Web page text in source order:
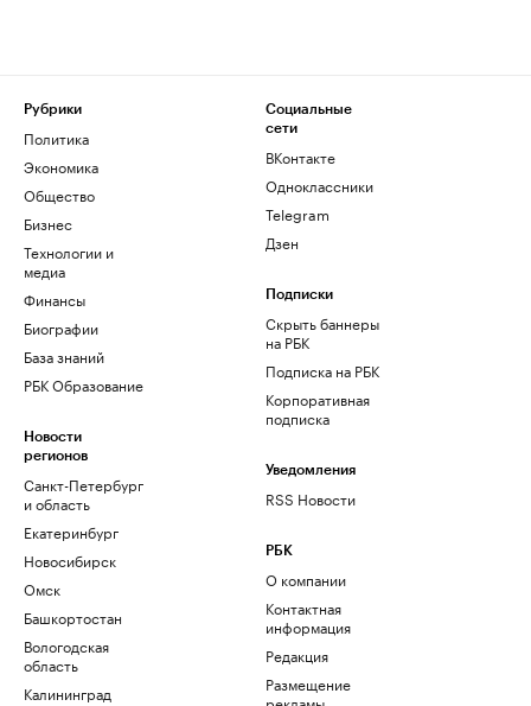
Рубрики
Политика
Экономика
Общество
Бизнес
Технологии и
медиа
Финансы
Биографии
База знаний
РБК Образование
Новости
регионов
Санкт-Петербург
и область
Екатеринбург
Новосибирск
Омск
Башкортостан
Вологодская
область
Калининград
Социальные
сети
ВКонтакте
Одноклассники
Telegram
Дзен
Подписки
Скрыть баннеры
на РБК
Подписка на РБК
Корпоративная
подписка
Уведомления
RSS Новости
РБК
О компании
Контактная
информация
Редакция
Размещение